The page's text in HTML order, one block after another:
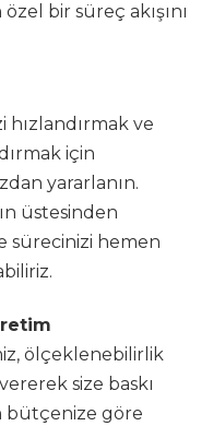
bir süreç akışını
ve
için
yararlanın.
üstesinden
sürecinizi hemen
ölçeklenebilirlik
size baskı
bütçenize göre